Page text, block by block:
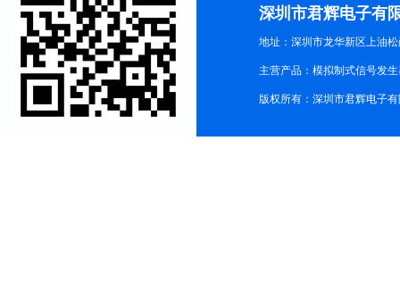
深圳市君辉电子有
地址：深圳市龙华新区上油松
主营产品：模拟制式信号发
版权所有：深圳市君辉电子